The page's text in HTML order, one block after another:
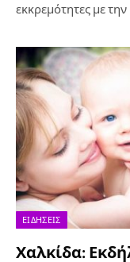
εκκρεμότητες με την
ΕΙΔΉΣΕΙΣ
Χαλκίδα: